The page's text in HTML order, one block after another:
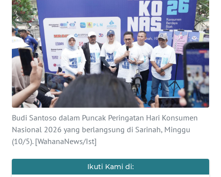
Budi Santoso dalam Puncak Peringatan Hari Konsumen
Nasional 2026 yang berlangsung di Sarinah, Minggu
(10/5). [WahanaNews/Ist]
Ikuti Kami di:
KESEHATAN
INTERNASIONAL
SERBA-SERBI
PENDIDIKAN
OLAHRAGA